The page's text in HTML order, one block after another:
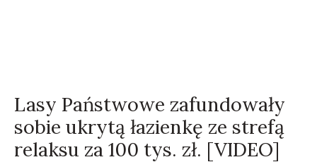
Lasy Państwowe zafundowały
sobie ukrytą łazienkę ze strefą
relaksu za 100 tys. zł. [VIDEO]